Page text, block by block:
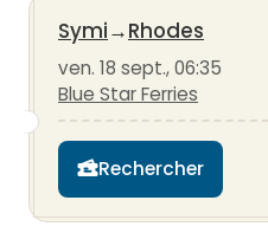
Symi→Rhodes
ven. 18 sept., 06:35
Blue Star Ferries
Rechercher